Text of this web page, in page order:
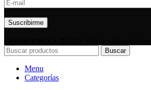
Buscar
Menu
Categorías